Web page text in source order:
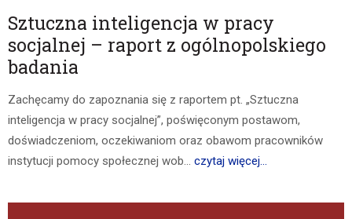
Sztuczna inteligencja w pracy
socjalnej – raport z ogólnopolskiego
badania
Zachęcamy do zapoznania się z raportem pt. „Sztuczna
inteligencja w pracy socjalnej”, poświęconym postawom,
doświadczeniom, oczekiwaniom oraz obawom pracowników
instytucji pomocy społecznej wob... czytaj więcej...